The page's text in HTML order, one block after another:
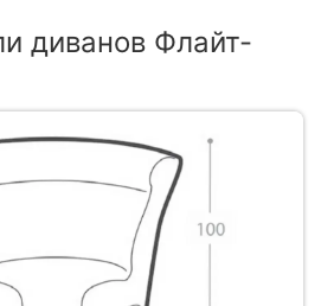
диванов Флайт-